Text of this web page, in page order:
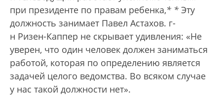
при президенте по правам ребенка,* * Эту
должность занимает Павел Астахов. г-
н Ризен-Каппер не скрывает удивления: «Не
уверен, что один человек должен заниматься
работой, которая по определению является
задачей целого ведомства. Во всяком случае
у нас такой должности нет».